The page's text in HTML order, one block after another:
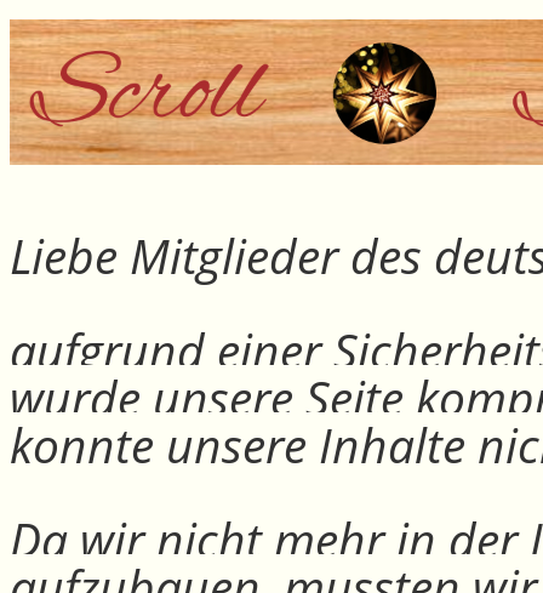
Liebe Mitglieder des
aufgrund einer
wurde unsere Seite
konnte unsere Inhalte
Da wir nicht mehr in der